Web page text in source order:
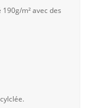
m² avec des